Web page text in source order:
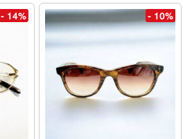
- 14% - 10%